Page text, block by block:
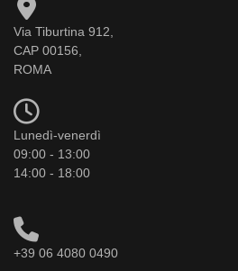
Via Tiburtina 912,
CAP 00156,
ROMA
Lunedì-venerdì
09:00 - 13:00
14:00 - 18:00
+39 06 4080 0490